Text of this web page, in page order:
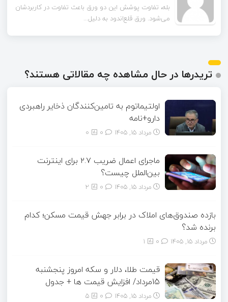
تا قبل از خوندن این مقاله فکر می‌کردم ورق قلع‌اندود
همون ورق گالوانیزه است. تفاو...
تریدرها در حال مشاهده چه مقالاتی هستند؟
اولتیماتوم به تامین‌کنندگان ذخایر راهبردی
دارو+نامه
مرداد ۱۵, ۱۴۰۵ 0
ماجرای اعمال ضریب ۲.۷ برای اینترنت
بین‌الملل چیست؟
مرداد ۱۵, ۱۴۰۵ 2
بازده صندوق‌های املاک در برابر جهش قیمت مسکن؛ کدام
برنده شد؟
مرداد ۱۵, ۱۴۰۵ 1
قیمت طلا، دلار و سکه امروز پنجشنبه
15مرداد/ افزایش قیمت ها + جدول
مرداد ۱۵, ۱۴۰۵ 5